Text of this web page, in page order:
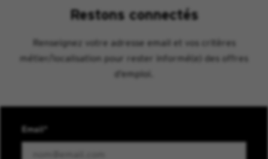
Restons connectés
Renseignez votre adresse email et vos critères
métier/localisation pour rester informé(e) des offres
d’emploi.
Email